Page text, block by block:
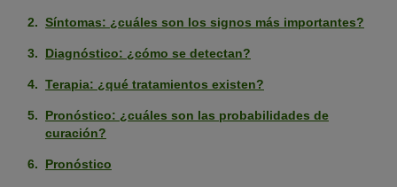
Síntomas: ¿cuáles son los signos más importantes?
Diagnóstico: ¿cómo se detectan?
Terapia: ¿qué tratamientos existen?
Pronóstico: ¿cuáles son las probabilidades de
curación?
Pronóstico